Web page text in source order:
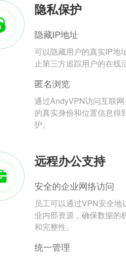
隐私保护
隐藏IP地址
可以隐藏用户的真实IP地
止第三方追踪用户的在线
匿名浏览
通过AndyVPN访问互联
的真实身份和位置信息得
护。
远程办公支持
安全的企业网络访问
员工可以通过VPN安全地
业内部资源，确保数据的
和完整性。
统一管理